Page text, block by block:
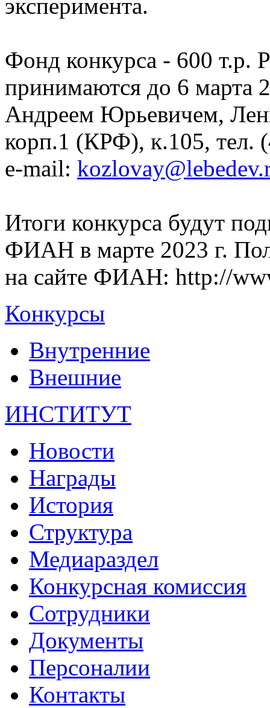
эксперимента.
Фонд конкурса - 600 т.р.
принимаются до 6 марта
Андреем Юрьевичем,
корп.1 (КРФ), к.105, тел.
e-mail:
Итоги конкурса будут
ФИАН в марте 2023 г.
на сайте ФИАН: http://
Конкурсы
Внутренние
Внешние
ИНСТИТУТ
Новости
Награды
История
Структура
Медиараздел
Конкурсная комиссия
Сотрудники
Документы
Персоналии
Контакты